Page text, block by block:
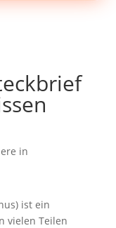
ist ein
vielen Teilen